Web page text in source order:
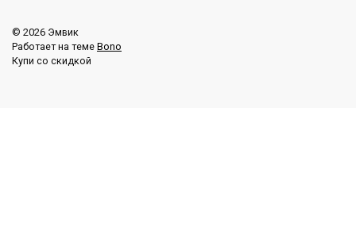
© 2026 Эмвик
Работает на теме Bono
Купи со скидкой